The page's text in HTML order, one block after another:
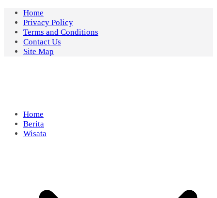
Skip
content
Home
Privacy Policy
Terms and Conditions
Contact Us
Site Map
Home
Berita
Wisata